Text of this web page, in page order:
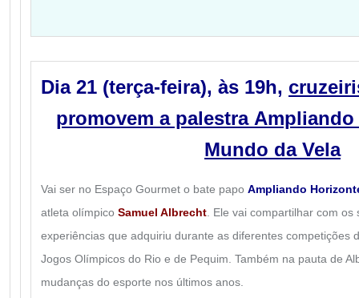
Dia 21 (terça-feira), às 19h,
promovem a palestraAmpliando
Mundo da Vela
Vai ser no Espaço Gourmet o bate papo Ampliando
atleta olímpico Samuel Albrecht . Ele vai compartilhar com
experiências que adquiriu durante as diferentes competições
Jogos Olímpicos do Rio e de Pequim. Também na pauta de
mudanças do esporte nos últimos anos.